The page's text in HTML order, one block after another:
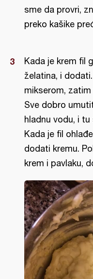
sme da provri,
preko kašike
Kada je krem fil
želatina, i
mikserom,
Sve dobro
hladnu vodu, i
Kada je fil
dodati kremu.
krem i pavlaku,